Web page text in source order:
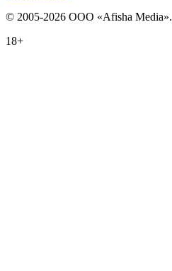
© 2005-2026 ООО «Afisha Media».
18+